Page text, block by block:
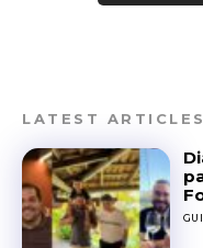
LATEST ARTICLES